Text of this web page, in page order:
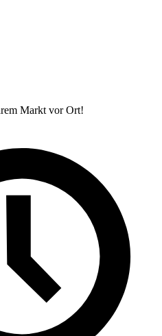
Markt vor Ort!